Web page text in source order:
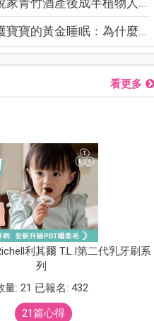
寶寶的黃金睡眠：為什麼...
看更多
利其爾 T.L.I第二代乳牙刷系
列
量: 21 已報名: 432
21篇心得